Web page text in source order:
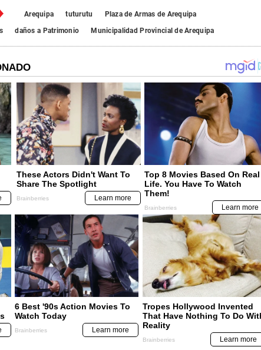
Arequipa tuturutu
Plaza de Armas de Arequipa
daños a Patrimonio Municipalidad Provincial de Arequipa